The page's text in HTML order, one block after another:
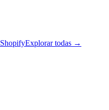
ShopifyExplorar todas →